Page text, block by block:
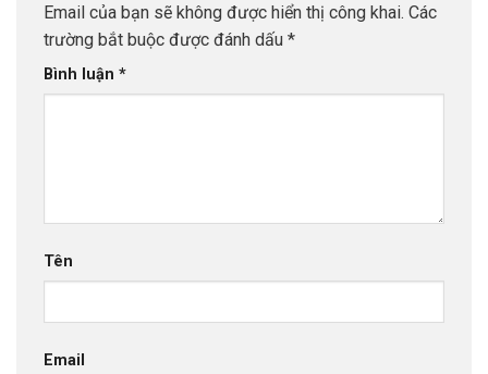
Email của bạn sẽ không được hiển thị công khai. Các
trường bắt buộc được đánh dấu *
Bình luận *
Tên
Email